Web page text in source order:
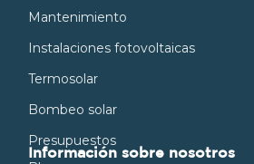
Mantenimiento
Instalaciones fotovoltaicas
Termosolar
Bombeo solar
Presupuestos
Información sobre nosotros